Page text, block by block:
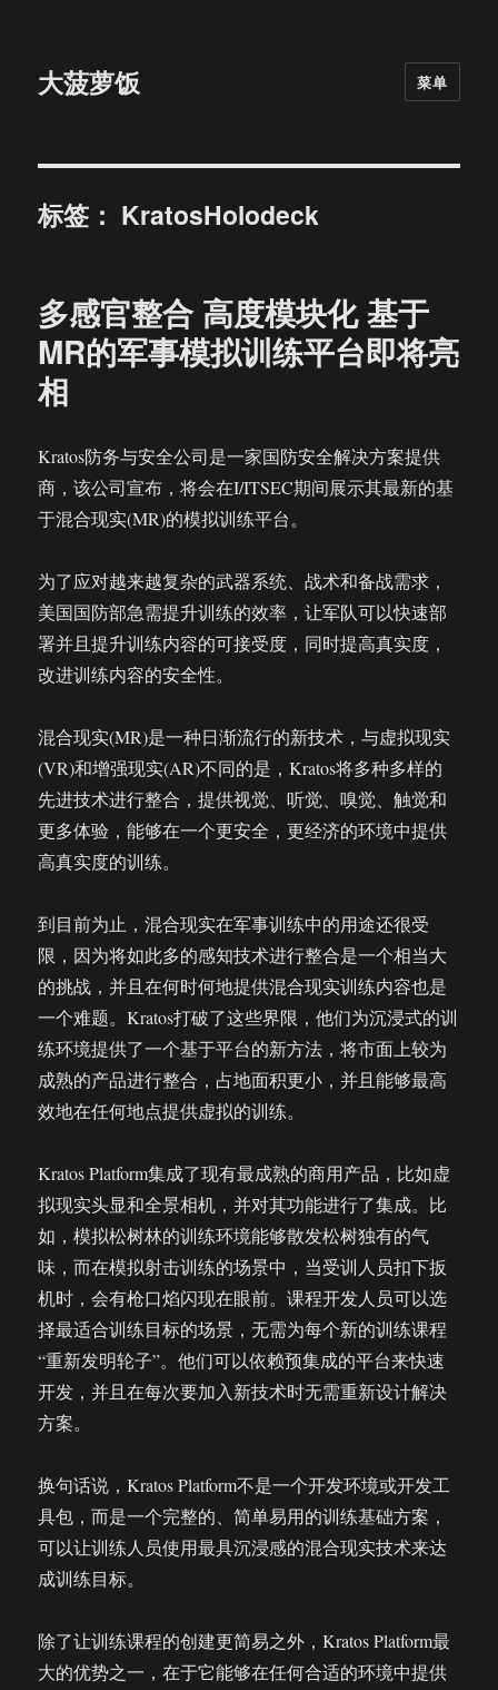
大菠萝饭 菜单
标签： KratosHolodeck
多感官整合 高度模块化 基于
MR的军事模拟训练平台即将亮
相
Kratos防务与安全公司是一家国防安全解决方案提供
商，该公司宣布，将会在I/ITSEC期间展示其最新的基
于混合现实(MR)的模拟训练平台。
为了应对越来越复杂的武器系统、战术和备战需求，
美国国防部急需提升训练的效率，让军队可以快速部
署并且提升训练内容的可接受度，同时提高真实度，
改进训练内容的安全性。
混合现实(MR)是一种日渐流行的新技术，与虚拟现实
(VR)和增强现实(AR)不同的是，Kratos将多种多样的
先进技术进行整合，提供视觉、听觉、嗅觉、触觉和
更多体验，能够在一个更安全，更经济的环境中提供
高真实度的训练。
到目前为止，混合现实在军事训练中的用途还很受
限，因为将如此多的感知技术进行整合是一个相当大
的挑战，并且在何时何地提供混合现实训练内容也是
一个难题。Kratos打破了这些界限，他们为沉浸式的训
练环境提供了一个基于平台的新方法，将市面上较为
成熟的产品进行整合，占地面积更小，并且能够最高
效地在任何地点提供虚拟的训练。
Kratos Platform集成了现有最成熟的商用产品，比如虚
拟现实头显和全景相机，并对其功能进行了集成。比
如，模拟松树林的训练环境能够散发松树独有的气
味，而在模拟射击训练的场景中，当受训人员扣下扳
机时，会有枪口焰闪现在眼前。课程开发人员可以选
择最适合训练目标的场景，无需为每个新的训练课程
“重新发明轮子”。他们可以依赖预集成的平台来快速
开发，并且在每次要加入新技术时无需重新设计解决
方案。
换句话说，Kratos Platform不是一个开发环境或开发工
具包，而是一个完整的、简单易用的训练基础方案，
可以让训练人员使用最具沉浸感的混合现实技术来达
成训练目标。
除了让训练课程的创建更简易之外，Kratos Platform最
大的优势之一，在于它能够在任何合适的环境中提供